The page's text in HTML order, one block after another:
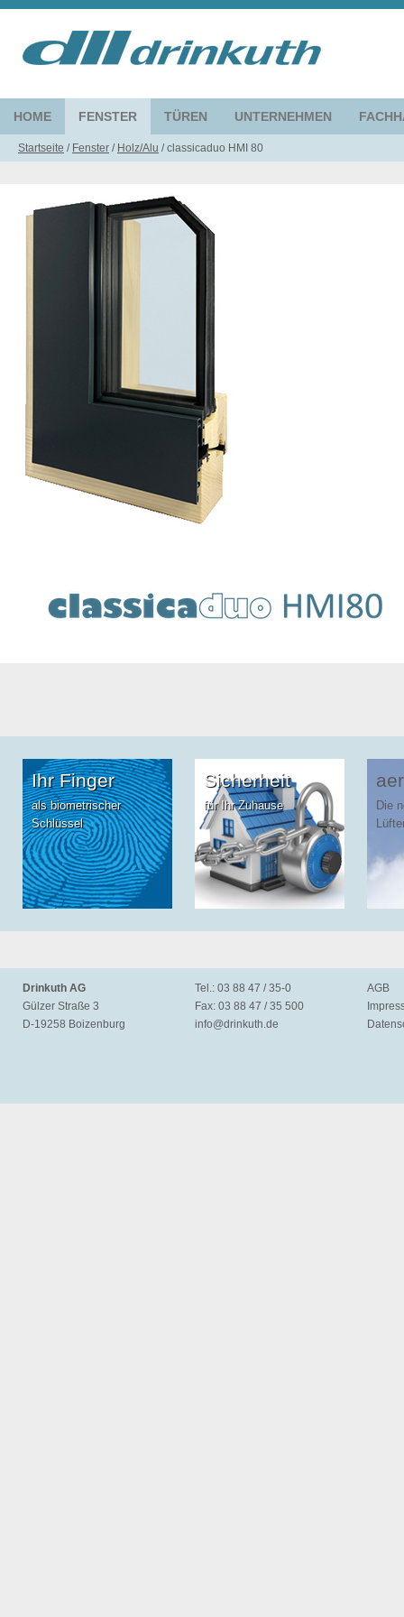
HOME FENSTER TÜREN UNTERNEHMEN
Startseite / Fenster / Holz/Alu /classicaduo HMI 80
Ihr Finger
als biometrischer
Schlüssel
Sicherheit
für Ihr Zuhause
Die
Drinkuth AG
Gülzer Straße 3
D-19258 Boizenburg
Tel.: 03 88 47 / 35-0
Fax: 03 88 47 / 35 500
info@drinkuth.de
AGB